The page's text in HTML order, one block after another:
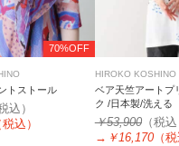
70%OFF
トストール
込）
税込）
HIROKO KOSHINO
ベア天竺アートプ
ク /日本製/洗える
￥53,900（税
→ ￥16,170（